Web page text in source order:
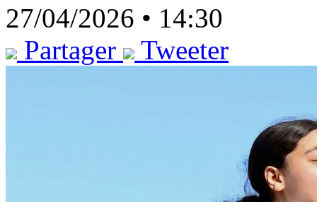
27/04/2026 • 14:30
Partager
Tweeter